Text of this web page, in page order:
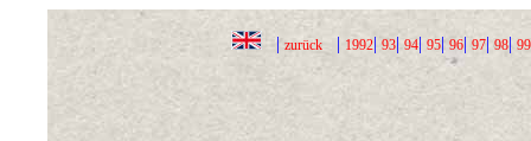
| zurück| 1992| 93|94| 95| 96| 97|98| 99